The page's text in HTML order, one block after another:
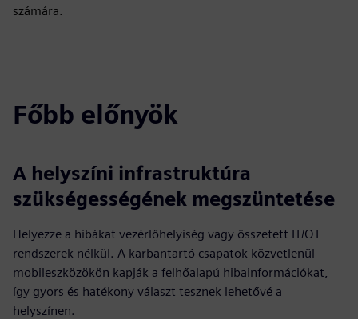
számára.
Főbb előnyök
A helyszíni infrastruktúra
szükségességének megszüntetése
Helyezze a hibákat vezérlőhelyiség vagy összetett IT/OT
rendszerek nélkül. A karbantartó csapatok közvetlenül
mobileszközökön kapják a felhőalapú hibainformációkat,
így gyors és hatékony választ tesznek lehetővé a
helyszínen.